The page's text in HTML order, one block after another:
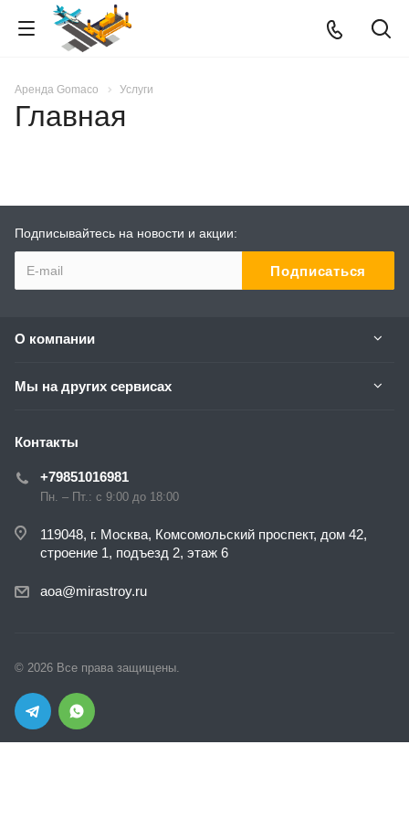
Аренда Gomaco Услуги
Главная
Подписывайтесь на новости и акции:
О компании
Мы на других сервисах
Контакты
+79851016981
Пн. – Пт.: с 9:00 до 18:00
119048, г. Москва, Комсомольский проспект, дом 42,
строение 1, подъезд 2, этаж 6
aoa@mirastroy.ru
© 2026 Все права защищены.